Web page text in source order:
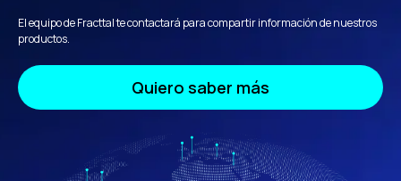
El equipo de Fracttal te contactará para compartir información de nuestros
productos.